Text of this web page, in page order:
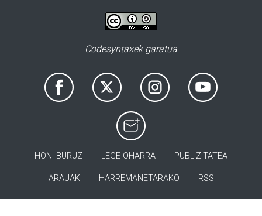
Codesyntaxek garatua
HONI BURUZ LEGE OHARRA PUBLIZITATEA
ARAUAK HARREMANETARAKO RSS